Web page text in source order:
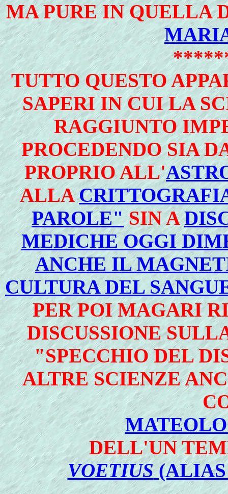
MA PURE IN QUELLA
TUTTO QUESTO
SAPERI IN CUI LA
RAGGIUNTO
PROCEDENDO SIA
PROPRIO ALL'
ALLA
PAROLE"SIN A
MEDICHE OGGI
ANCHE IL
CULTURA DEL
PER POI MAGARI
DISCUSSIONE
"SPECCHIO DEL
ALTRE SCIENZE
DELL'UN
VOETIUS(ALIAS